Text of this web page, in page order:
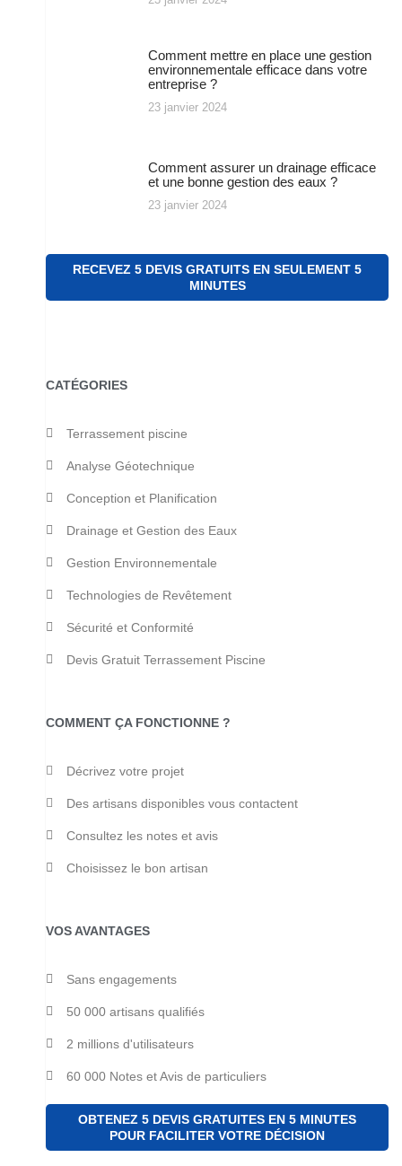
Comment mettre en place une gestion
environnementale efficace dans votre
entreprise ?
23 janvier 2024
Comment assurer un drainage efficace
et une bonne gestion des eaux ?
23 janvier 2024
RECEVEZ 5 DEVIS GRATUITS EN SEULEMENT 5
MINUTES
CATÉGORIES
Terrassement piscine
Analyse Géotechnique
Conception et Planification
Drainage et Gestion des Eaux
Gestion Environnementale
Technologies de Revêtement
Sécurité et Conformité
Devis Gratuit Terrassement Piscine
COMMENT ÇA FONCTIONNE ?
Décrivez votre projet
Des artisans disponibles vous contactent
Consultez les notes et avis
Choisissez le bon artisan
VOS AVANTAGES
Sans engagements
50 000 artisans qualifiés
2 millions d'utilisateurs
60 000 Notes et Avis de particuliers
OBTENEZ 5 DEVIS GRATUITES EN 5 MINUTES
POUR FACILITER VOTRE DÉCISION